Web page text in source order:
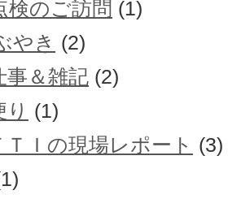
検のご訪問 (1)
やき (2)
事＆雑記 (2)
(1)
ＴＩの現場レポート (3)